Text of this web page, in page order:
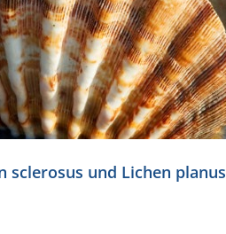
sclerosus und Lichen planus